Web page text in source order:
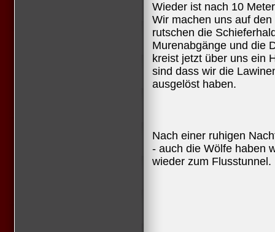
Wieder ist nach 10
Wir machen uns auf
rutschen die
Murenabgänge und die
kreist jetzt über uns ein
sind dass wir die
ausgelöst haben.
Nach einer ruhigen
- auch die Wölfe haben
wieder zum Flusstunnel.